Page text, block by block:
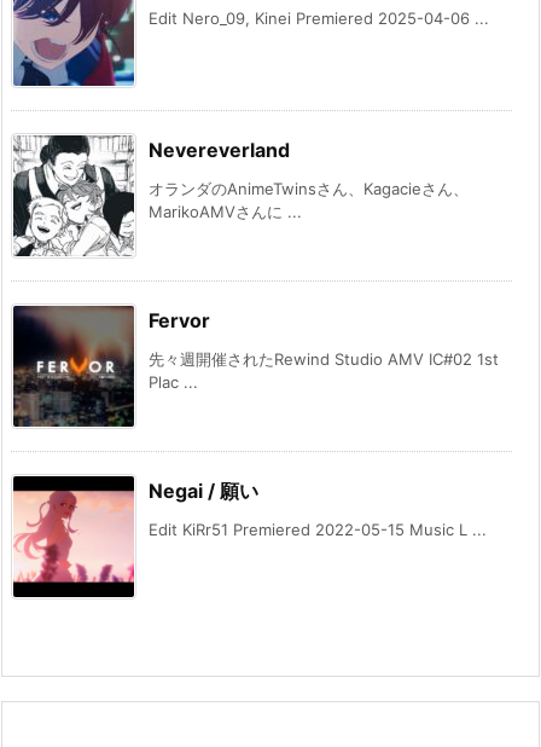
Edit Nero_09, Kinei Premiered 2025-04-06 ...
Nevereverland
オランダのAnimeTwinsさん、Kagacieさん、
MarikoAMVさんに ...
Fervor
先々週開催されたRewind Studio AMV IC#02 1st
Plac ...
Negai / 願い
Edit KiRr51 Premiered 2022-05-15 Music L ...